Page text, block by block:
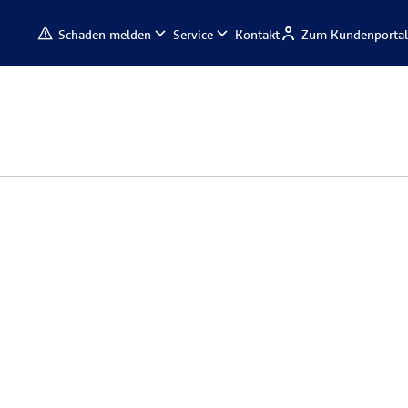
Schaden melden Service Kontakt Zum Kundenportal